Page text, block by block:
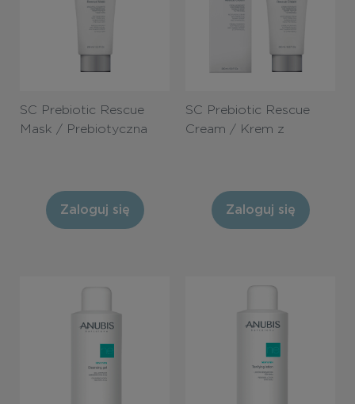
SC Prebiotic Rescue
Mask / Prebiotyczna
Zaloguj się
SC Prebiotic Rescue
Cream / Krem z
Zaloguj się